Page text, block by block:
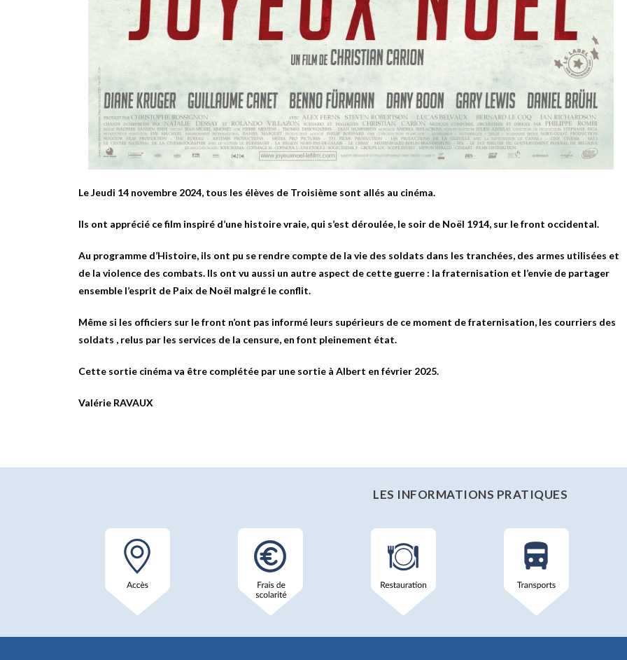
Le Jeudi 14 novembre 2024, tous les élèves de Troisième sont allés au cinéma.
Ils ont apprécié ce film inspiré d’une histoire vraie, qui s’est déroulée, le soir de Noël 1914, sur le front occidental.
Au programme d’Histoire, ils ont pu se rendre compte de la vie des soldats dans les tranchées, des armes utilisées et
de la violence des combats. Ils ont vu aussi un autre aspect de cette guerre : la fraternisation et l’envie de partager
ensemble l’esprit de Paix de Noël malgré le conflit.
Même si les officiers sur le front n’ont pas informé leurs supérieurs de ce moment de fraternisation, les courriers des
soldats , relus par les services de la censure, en font pleinement état.
Cette sortie cinéma va être complétée par une sortie à Albert en février 2025.
Valérie RAVAUX
LES INFORMATIONS PRATIQUES